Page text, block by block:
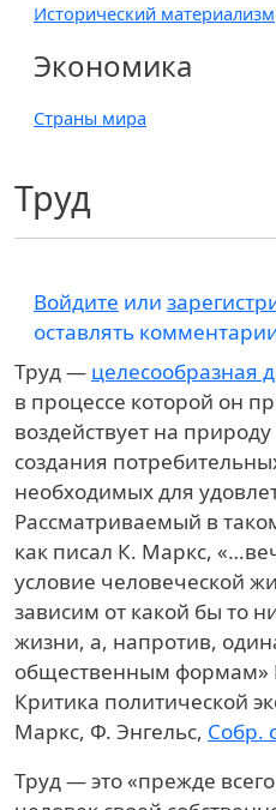
Труд
Войдите или
оставлять
Труд — целесообразная
в процессе которой он
воздействует на
создания
необходимых для
Рассматриваемый в
как писал К. Маркс,
условие человеческой
зависим от какой бы то
жизни, а, напротив,
общественным формам»
Критика политической
Маркс, Ф. Энгельс, Собр.
Труд — это «прежде
Исторический материализм
Экономика
Страны мира